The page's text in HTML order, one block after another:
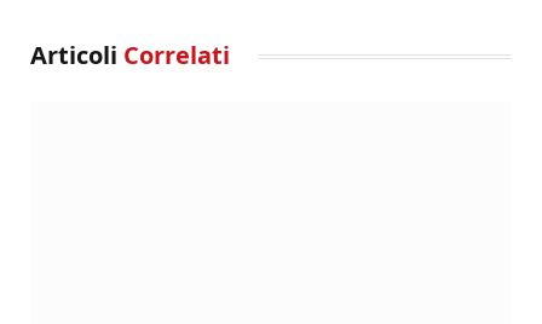
Articoli Correlati